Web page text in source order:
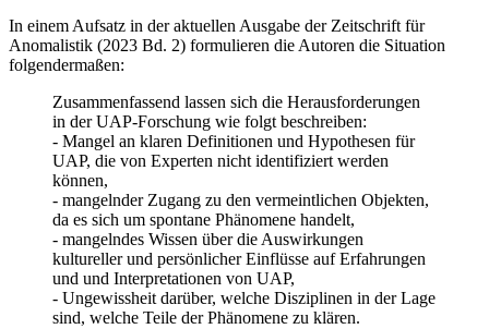
In einem Aufsatz in der aktuellen Ausgabe der Zeitschrift für
Anomalistik (2023 Bd. 2) formulieren die Autoren die Situation
folgendermaßen:
Zusammenfassend lassen sich die Herausforderungen
in der UAP-Forschung wie folgt beschreiben:
- Mangel an klaren Definitionen und Hypothesen für
UAP, die von Experten nicht identifiziert werden
können,
- mangelnder Zugang zu den vermeintlichen Objekten,
da es sich um spontane Phänomene handelt,
- mangelndes Wissen über die Auswirkungen
kultureller und persönlicher Einflüsse auf Erfahrungen
und und Interpretationen von UAP,
- Ungewissheit darüber, welche Disziplinen in der Lage
sind, welche Teile der Phänomene zu klären.